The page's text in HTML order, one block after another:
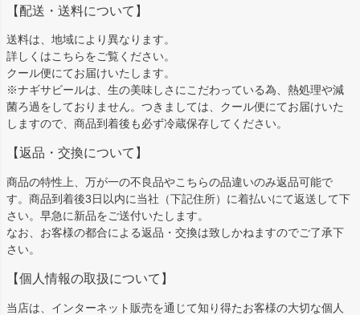
【配送・送料について】
送料は、地域により異なります。
詳しくはこちらをご覧ください。
クール便にてお届けいたします。
※ナギサビールは、生の美味しさにこだわっている為、熱処理や減
菌ろ過をしておりません。つきましては、クール便にてお届けいた
しますので、商品到着後も必ず冷蔵保存してください。
【返品・交換について】
商品の特性上、万が一の不良品やこちらの品違いのみ返品可能で
す。商品到着後3日以内に当社（下記住所）に着払いにて返送して下
さい。早急に新品をご送付いたします。
なお、お客様の都合による返品・交換は致しかねますのでご了承下
さい。
【個人情報の取扱について】
当店は、インターネット販売を通じて知り得たお客様の大切な個人